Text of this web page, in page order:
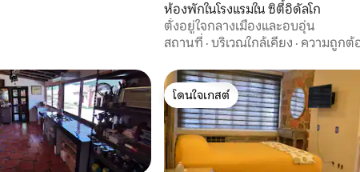
ห้องพักในโรงแรมใน ซิตี้อิดัลโก
ตั้งอยู่ใจกลางเมืองและอบอุ่น
สถานที่ · บริเวณใกล้เคียง · ความถูกต้
โดนใจเกสต์
โดนใจเกสต์